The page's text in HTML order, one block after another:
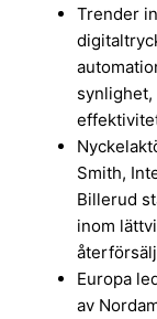
Trender
Smith,
Billerud
inom
Europa
av